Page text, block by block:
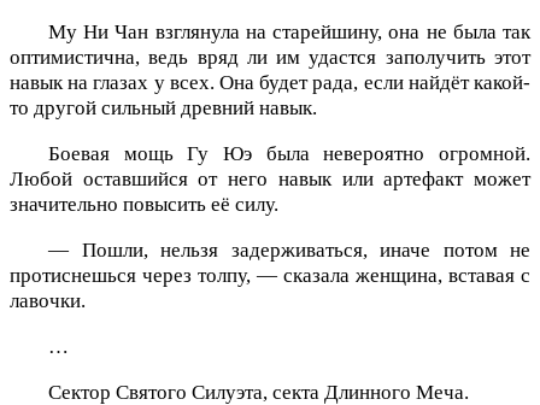
Му Ни Чан взглянула на старейшину, она не была так
оптимистична, ведь вряд ли им удастся заполучить этот
навык на глазах у всех. Она будет рада, если найдёт какой-
то другой сильный древний навык.
Боевая мощь Гу Юэ была невероятно огромной.
Любой оставшийся от него навык или артефакт может
значительно повысить её силу.
— Пошли, нельзя задерживаться, иначе потом не
протиснешься через толпу, — сказала женщина, вставая с
лавочки.
…
Сектор Святого Силуэта, секта Длинного Меча.